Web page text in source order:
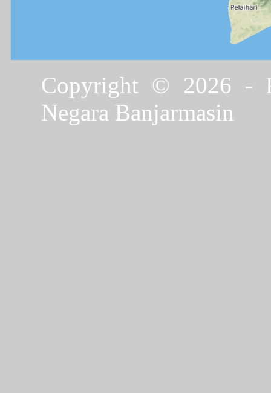
Copyright © 2026 -
Negara Banjarmasin